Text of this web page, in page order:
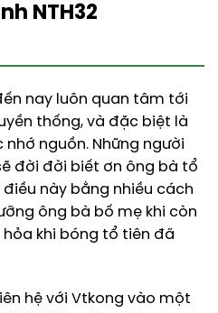
NTH32
nay luôn quan tâm tới
thống, và đặc biệt là
nguồn. Những người
đời đời biết ơn ông bà tổ
này bằng nhiều cách
ông bà bố mẹ khi còn
khi bóng tổ tiên đã
hệ với Vtkong vào một